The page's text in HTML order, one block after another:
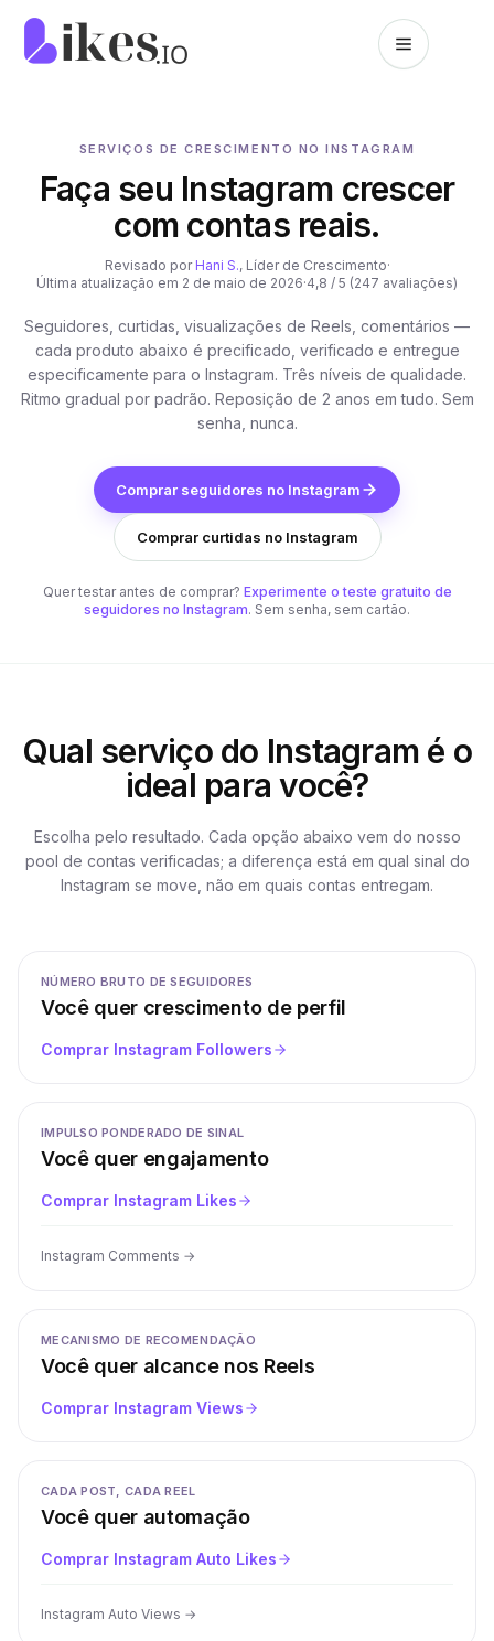
Pular para o conteúdo
Página inicial da Likes.io
SERVIÇOS DE CRESCIMENTO NO INSTAGRAM
Faça seu Instagram crescer
com contas reais.
Revisado por Hani S., Líder de Crescimento·
Última atualização em 2 de maio de 2026·4,8 / 5 (247 avaliações)
Seguidores, curtidas, visualizações de Reels, comentários —
cada produto abaixo é precificado, verificado e entregue
especificamente para o Instagram. Três níveis de qualidade.
Ritmo gradual por padrão. Reposição de 2 anos em tudo. Sem
senha, nunca.
Comprar seguidores no Instagram
Comprar curtidas no Instagram
Quer testar antes de comprar? Experimente o teste gratuito de
seguidores no Instagram. Sem senha, sem cartão.
Qual serviço do Instagram é o
ideal para você?
Escolha pelo resultado. Cada opção abaixo vem do nosso
pool de contas verificadas; a diferença está em qual sinal do
Instagram se move, não em quais contas entregam.
NÚMERO BRUTO DE SEGUIDORES
Você quer crescimento de perfil
Comprar Instagram Followers
IMPULSO PONDERADO DE SINAL
Você quer engajamento
Comprar Instagram Likes
Instagram Comments →
MECANISMO DE RECOMENDAÇÃO
Você quer alcance nos Reels
Comprar Instagram Views
CADA POST, CADA REEL
Você quer automação
Comprar Instagram Auto Likes
Instagram Auto Views →